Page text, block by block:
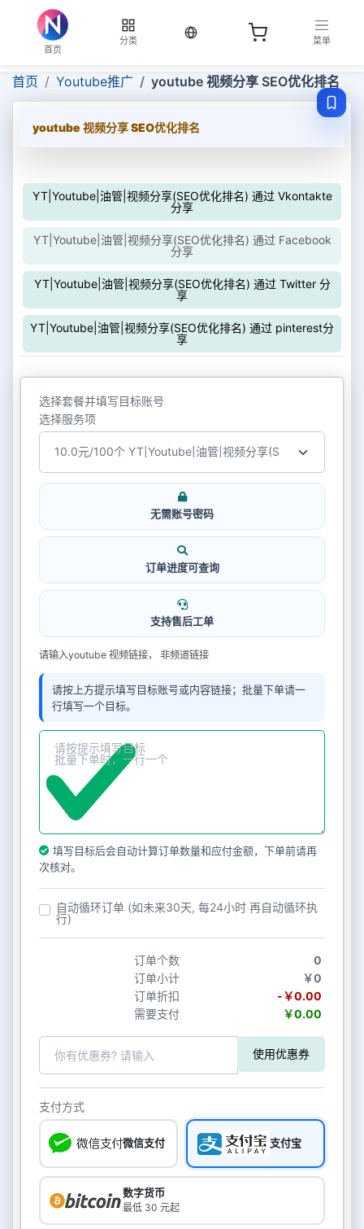
首页
分类
当前语言：中文
菜单
首页 Youtube推广 youtube 视频分享 SEO优化排名
youtube 视频分享 SEO优化排名
YT|Youtube|油管|视频分享(SEO优化排名) 通过 Vkontakte
分享
YT|Youtube|油管|视频分享(SEO优化排名) 通过 Facebook
分享
YT|Youtube|油管|视频分享(SEO优化排名) 通过 Twitter 分
享
YT|Youtube|油管|视频分享(SEO优化排名) 通过 pinterest分
享
选择套餐并填写目标账号
选择服务项
无需账号密码
订单进度可查询
支持售后工单
请输入youtube 视频链接， 非频道链接
请按上方提示填写目标账号或内容链接；批量下单请一
行填写一个目标。
填写目标后会自动计算订单数量和应付金额，下单前请再
次核对。
自动循环订单 (如未来30天, 每24小时 再自动循环执
行)
订单个数
0
订单小计
￥0
订单折扣
-￥0.00
需要支付
￥0.00
使用优惠券
支付方式
微信支付 支付宝
数字货币
最低 30 元起